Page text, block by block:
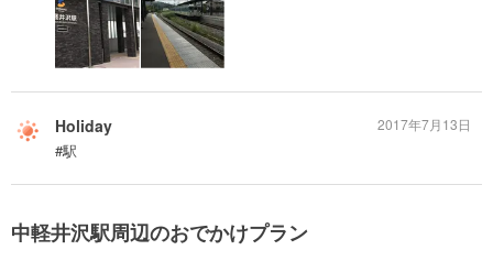
Holiday
#駅
2017年7月13日
中軽井沢駅周辺のおでかけプラン